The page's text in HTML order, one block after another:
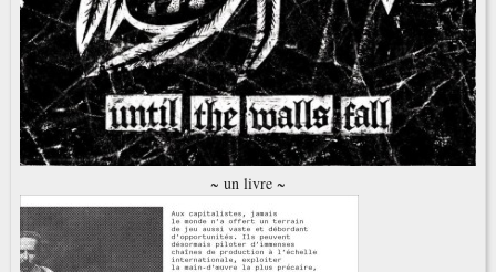
~ un livre ~